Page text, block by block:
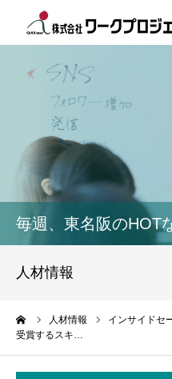
毎週、東名阪のHOT
人材情報
人材情報 インサイドセ
受賞するスキ…
TOP
初めての方
サービス
活用事例
インタビュー